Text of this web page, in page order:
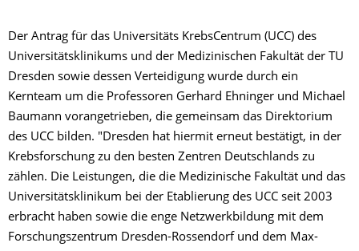
Der Antrag für das Universitäts KrebsCentrum (UCC) des
Universitätsklinikums und der Medizinischen Fakultät der TU
Dresden sowie dessen Verteidigung wurde durch ein
Kernteam um die Professoren Gerhard Ehninger und Michael
Baumann vorangetrieben, die gemeinsam das Direktorium
des UCC bilden. "Dresden hat hiermit erneut bestätigt, in der
Krebsforschung zu den besten Zentren Deutschlands zu
zählen. Die Leistungen, die die Medizinische Fakultät und das
Universitätsklinikum bei der Etablierung des UCC seit 2003
erbracht haben sowie die enge Netzwerkbildung mit dem
Forschungszentrum Dresden-Rossendorf und dem Max-